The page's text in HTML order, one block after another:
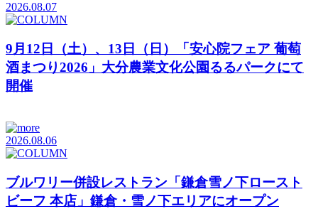
2026.08.07
9月12日（土）、13日（日）「安心院フェア 葡萄
酒まつり2026」大分農業文化公園るるパークにて
開催
2026.08.06
ブルワリー併設レストラン「鎌倉雪ノ下ロースト
ビーフ 本店」鎌倉・雪ノ下エリアにオープン